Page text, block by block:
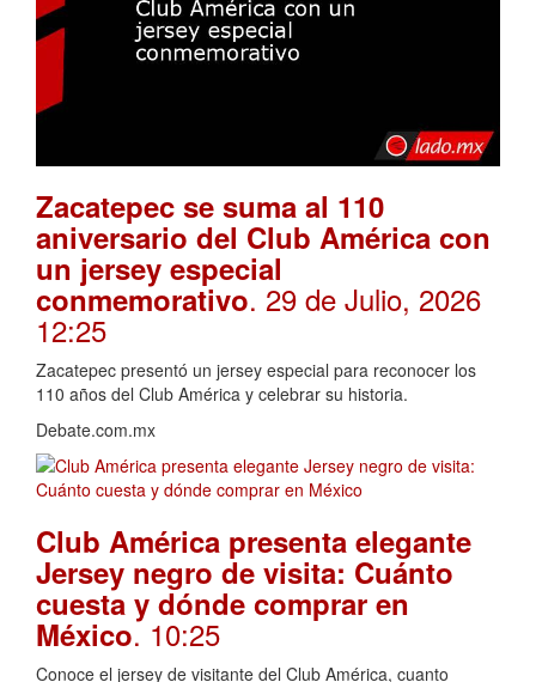
Zacatepec se suma al 110
aniversario del Club América con
un jersey especial
conmemorativo. 29 de Julio, 2026
12:25
Zacatepec presentó un jersey especial para reconocer los
110 años del Club América y celebrar su historia.
Debate.com.mx
Club América presenta elegante
Jersey negro de visita: Cuánto
cuesta y dónde comprar en
México. 10:25
Conoce el jersey de visitante del Club América, cuanto